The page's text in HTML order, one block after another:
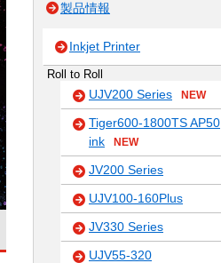
製品情報
Inkjet Printer
Roll to Roll
UJV200 Series NEW
Tiger600-1800TS AP50
ink
NEW
JV200 Series
UJV100-160Plus
JV330 Series
UJV55-320